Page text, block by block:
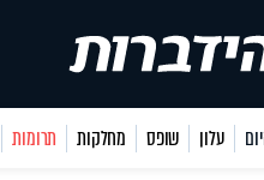
עלון שופס מחלקות תרומות